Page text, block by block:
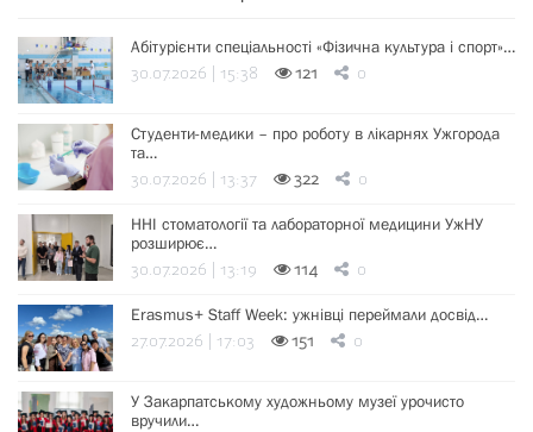
Абітурієнти спеціальності «Фізична культура і спорт»…
30.07.2026 | 15:38 121 0
Студенти-медики – про роботу в лікарнях Ужгорода
та…
30.07.2026 | 13:37 322 0
ННІ стоматології та лабораторної медицини УжНУ
розширює…
30.07.2026 | 13:19 114 0
Erasmus+ Staff Week: ужнівці переймали досвід…
27.07.2026 | 17:03 151 0
У Закарпатському художньому музеї урочисто
вручили…